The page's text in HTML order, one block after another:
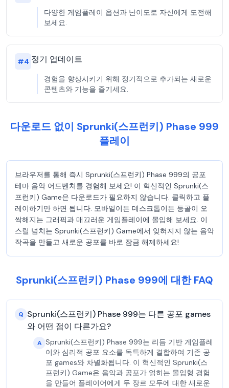
다양한 게임플레이 옵션과 난이도로 자신에게 도전해
보세요.
#4 정기 업데이트
경험을 향상시키기 위해 정기적으로 추가되는 새로운
콘텐츠와 기능을 즐기세요.
다운로드 없이 Sprunki(스프런키) Phase 999
플레이
브라우저를 통해 즉시 Sprunki(스프런키) Phase 999의 공포
테마 음악 어드벤처를 경험해 보세요! 이 혁신적인 Sprunki(스
프런키) Game은 다운로드가 필요하지 않습니다. 클릭하고 플
레이하기만 하면 됩니다. 모바일이든 데스크톱이든 등골이 오
싹해지는 그래픽과 매끄러운 게임플레이에 몰입해 보세요. 이
스릴 넘치는 Sprunki(스프런키) Game에서 잊혀지지 않는 음악
작곡을 만들고 새로운 공포를 바로 잠금 해제하세요!
Sprunki(스프런키) Phase 999에 대한 FAQ
Q Sprunki(스프런키) Phase 999는 다른 공포 games
와 어떤 점이 다른가요?
A Sprunki(스프런키) Phase 999는 리듬 기반 게임플레
이와 심리적 공포 요소를 독특하게 결합하여 기존 공
포 games와 차별화됩니다. 이 혁신적인 Sprunki(스
프런키) Game은 음악과 공포가 얽히는 몰입형 경험
을 만들어 플레이어에게 두 장르 모두에 대한 새로운